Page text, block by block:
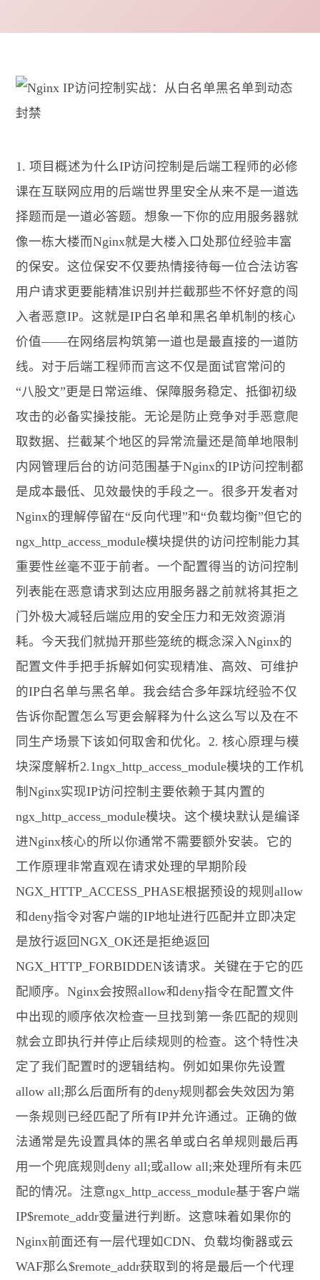
1. 项目概述为什么IP访问控制是后端工程师的必修
课在互联网应用的后端世界里安全从来不是一道选
择题而是一道必答题。想象一下你的应用服务器就
像一栋大楼而Nginx就是大楼入口处那位经验丰富
的保安。这位保安不仅要热情接待每一位合法访客
用户请求更要能精准识别并拦截那些不怀好意的闯
入者恶意IP。这就是IP白名单和黑名单机制的核心
价值——在网络层构筑第一道也是最直接的一道防
线。对于后端工程师而言这不仅是面试官常问的
“八股文”更是日常运维、保障服务稳定、抵御初级
攻击的必备实操技能。无论是防止竞争对手恶意爬
取数据、拦截某个地区的异常流量还是简单地限制
内网管理后台的访问范围基于Nginx的IP访问控制都
是成本最低、见效最快的手段之一。很多开发者对
Nginx的理解停留在“反向代理”和“负载均衡”但它的
ngx_http_access_module模块提供的访问控制能力其
重要性丝毫不亚于前者。一个配置得当的访问控制
列表能在恶意请求到达应用服务器之前就将其拒之
门外极大减轻后端应用的安全压力和无效资源消
耗。今天我们就抛开那些笼统的概念深入Nginx的
配置文件手把手拆解如何实现精准、高效、可维护
的IP白名单与黑名单。我会结合多年踩坑经验不仅
告诉你配置怎么写更会解释为什么这么写以及在不
同生产场景下该如何取舍和优化。2. 核心原理与模
块深度解析2.1ngx_http_access_module模块的工作机
制Nginx实现IP访问控制主要依赖于其内置的
ngx_http_access_module模块。这个模块默认是编译
进Nginx核心的所以你通常不需要额外安装。它的
工作原理非常直观在请求处理的早期阶段
NGX_HTTP_ACCESS_PHASE根据预设的规则allow
和deny指令对客户端的IP地址进行匹配并立即决定
是放行返回NGX_OK还是拒绝返回
NGX_HTTP_FORBIDDEN该请求。关键在于它的匹
配顺序。Nginx会按照allow和deny指令在配置文件
中出现的顺序依次检查一旦找到第一条匹配的规则
就会立即执行并停止后续规则的检查。这个特性决
定了我们配置时的逻辑结构。例如如果你先设置
allow all;那么后面所有的deny规则都会失效因为第
一条规则已经匹配了所有IP并允许通过。正确的做
法通常是先设置具体的黑名单或白名单规则最后再
用一个兜底规则deny all;或allow all;来处理所有未匹
配的情况。注意ngx_http_access_module基于客户端
IP$remote_addr变量进行判断。这意味着如果你的
Nginx前面还有一层代理如CDN、负载均衡器或云
WAF那么$remote_addr获取到的将是最后一个代理